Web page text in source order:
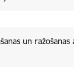
un ražošanas